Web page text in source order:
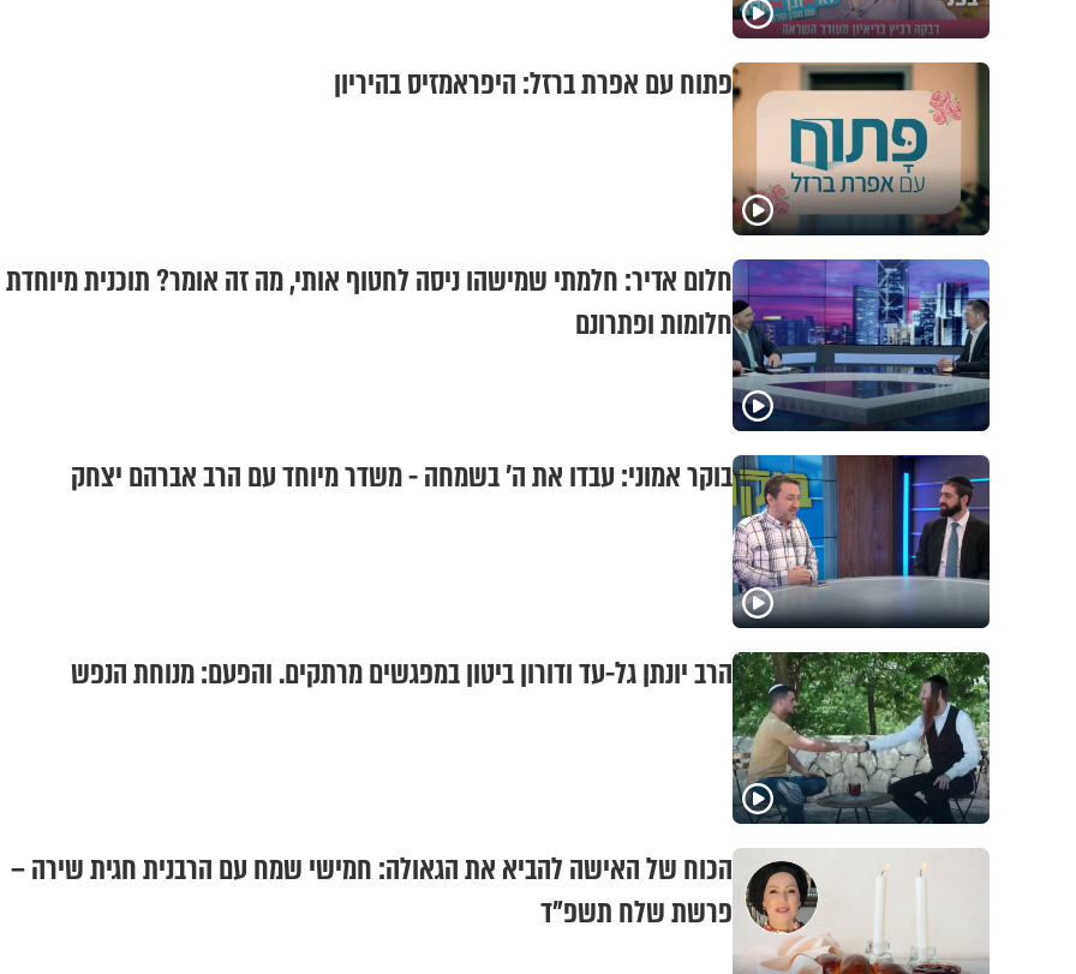
פתוח עם אפרת ברזל: היפראמזיס בהיריון
חלום אדיר: חלמתי שמישהו ניסה לחטוף אותי, מה זה אומר? תוכנית
חלומות ופתרונם
בוקר אמוני: עבדו את ה' בשמחה - משדר מיוחד עם הרב אברהם יצחק
הרב יונתן גל-עד ודורון ביטון במפגשים מרתקים. והפעם: מנוחת הנפש
הכוח של האישה להביא את הגאולה: חמישי שמח עם הרבנית חגית שירה –
פרשת שלח תשפ"ד